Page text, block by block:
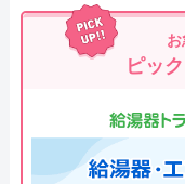
お
ピッ